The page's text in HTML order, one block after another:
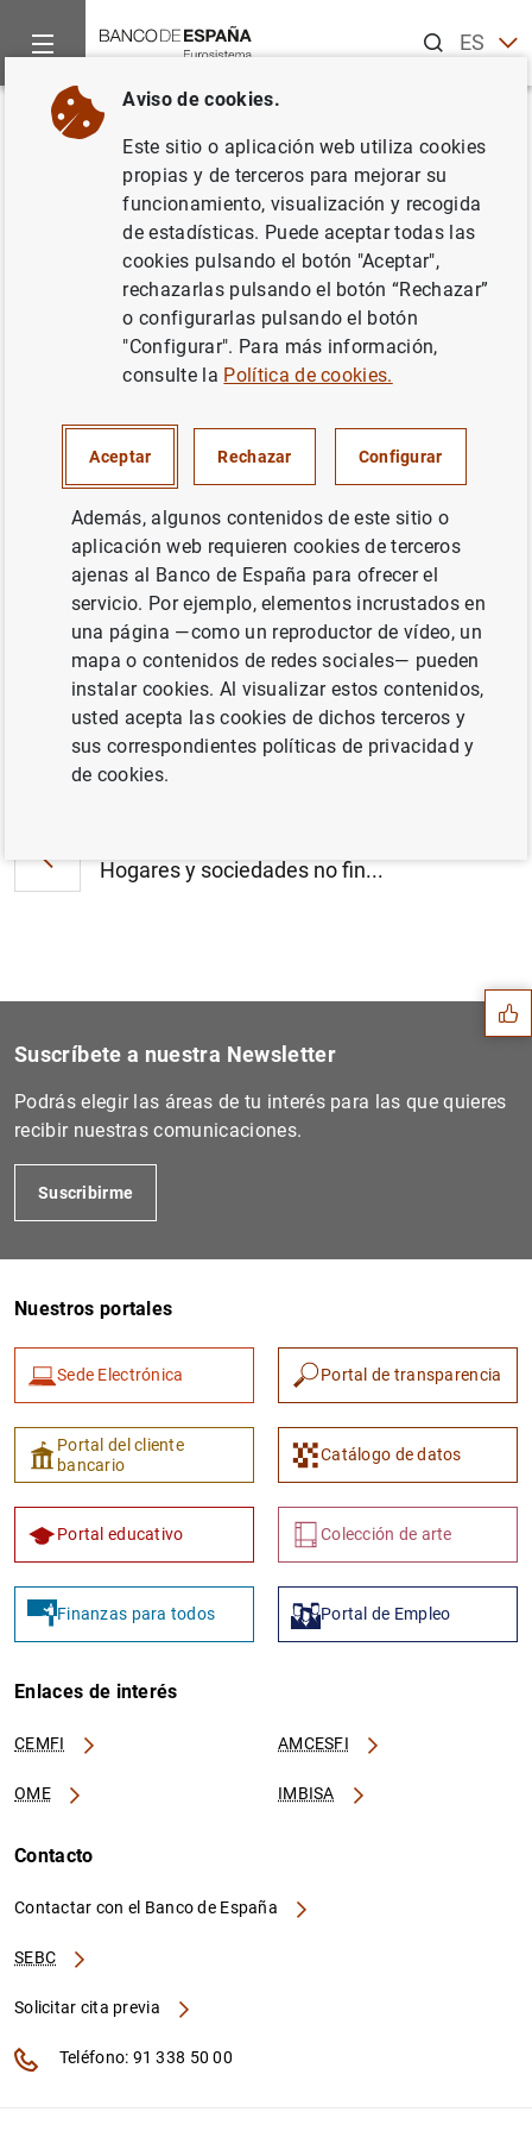
ESEN
Inicio Noticias y eventos
Volver
Estado financiero consolidado
del Eurosistema a 31 de marzo
de 2023
POLÍTICA MONETARIA
Estado financiero consolidado del
Eurosistema a 31 de marzo de 2023 (641
KB
Hogares y sociedades no fin...
Siguiente
Resultados de la encuesta d...
Sugerencias
1 2
Suscríbete a nuestra Newsletter
Podrás elegir las áreas de tu interés para las que quieres
recibir nuestras comunicaciones.
Suscribirme
Nuestros portales
Sede Electrónica Portal de transparencia
Portal del cliente
bancario
Catálogo de datos
Portal educativo Colección de arte
Finanzas para todos Portal de Empleo
Enlaces de interés
CEMFI AMCESFI
OME IMBISA
Contacto
Contactar con el Banco de España
SEBC
Solicitar cita previa
Teléfono: 91 338 50 00
Aviso de cookies.
Este sitio o aplicación web utiliza cookies
propias y de terceros para mejorar su
funcionamiento, visualización y recogida
de estadísticas. Puede aceptar todas las
cookies pulsando el botón "Aceptar",
rechazarlas pulsando el botón “Rechazar”
o configurarlas pulsando el botón
"Configurar". Para más información,
consulte la Política de cookies.
Aceptar Rechazar Configurar
Además, algunos contenidos de este sitio o
aplicación web requieren cookies de terceros
ajenas al Banco de España para ofrecer el
servicio. Por ejemplo, elementos incrustados en
una página —como un reproductor de vídeo, un
mapa o contenidos de redes sociales— pueden
instalar cookies. Al visualizar estos contenidos,
usted acepta las cookies de dichos terceros y
sus correspondientes políticas de privacidad y
de cookies.